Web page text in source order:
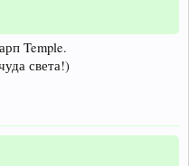
Temple.
света!)